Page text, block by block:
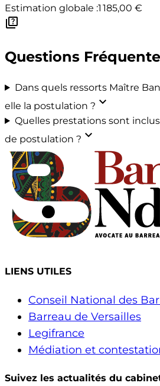
Estimation globale :1 185,00 €
quiz
Questions
Dans quels ressorts Maître
elle la postulation ? expand_more
Quelles prestations sont
de postulation ? expand_more
LIENS UTILES
Conseil National des
Barreau de Versailles
Legifrance
Médiation et
Suivez les actualités du